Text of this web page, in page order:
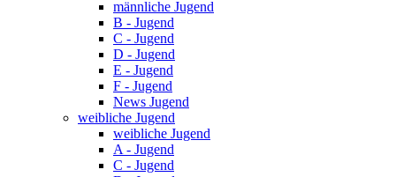
männliche Jugend
B - Jugend
C - Jugend
D - Jugend
E - Jugend
F - Jugend
News Jugend
weibliche Jugend
weibliche Jugend
A - Jugend
C - Jugend